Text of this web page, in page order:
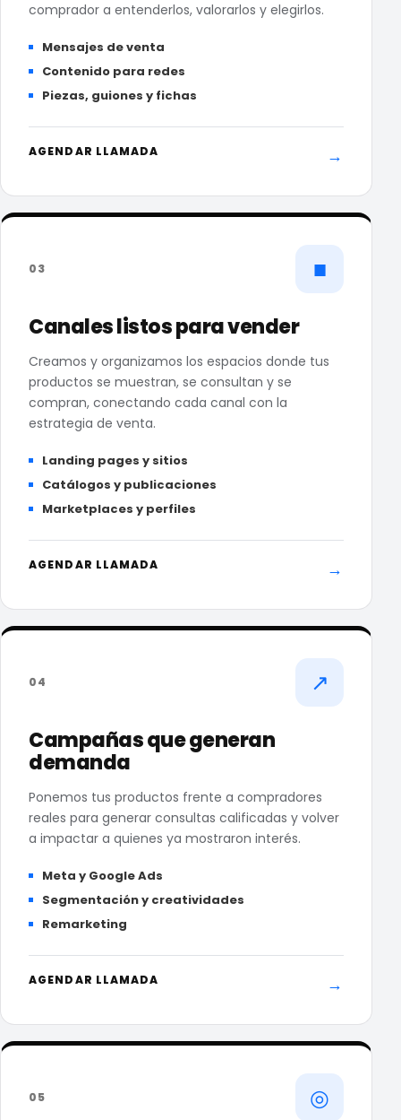
comprador a entenderlos, valorarlos y elegirlos.
Mensajes de venta
Contenido para redes
Piezas, guiones y fichas
AGENDAR LLAMADA →
03 ■
Canales listos para vender
Creamos y organizamos los espacios donde tus
productos se muestran, se consultan y se
compran, conectando cada canal con la
estrategia de venta.
Landing pages y sitios
Catálogos y publicaciones
Marketplaces y perfiles
AGENDAR LLAMADA →
04 ↗
Campañas que generan
demanda
Ponemos tus productos frente a compradores
reales para generar consultas calificadas y volver
a impactar a quienes ya mostraron interés.
Meta y Google Ads
Segmentación y creatividades
Remarketing
AGENDAR LLAMADA →
05 ◎